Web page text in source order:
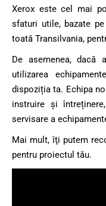
Xerox este cel mai
sfaturi utile, bazate
toată Transilvania,
De asemenea, dacă
utilizarea
dispoziția ta. Echipa
instruire și
servisare a
Mai mult, îţi putem
pentru proiectul tău.